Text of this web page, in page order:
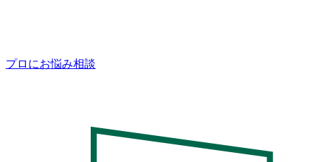
プロにお悩み相談